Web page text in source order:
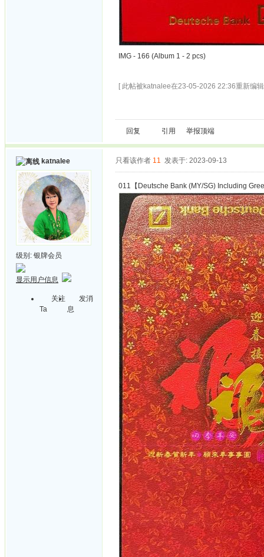
IMG - 166 (Album 1 - 2 pcs)
[ 此帖被katnalee在23-05-2026 22:36重新编
回复 引用 举报顶端
katnalee
级别: 银牌会员
显示用户信息
关注
Ta
发消
息
只看该作者 11 发表于: 2023-09-13
011【Deutsche Bank (MY/SG) Including